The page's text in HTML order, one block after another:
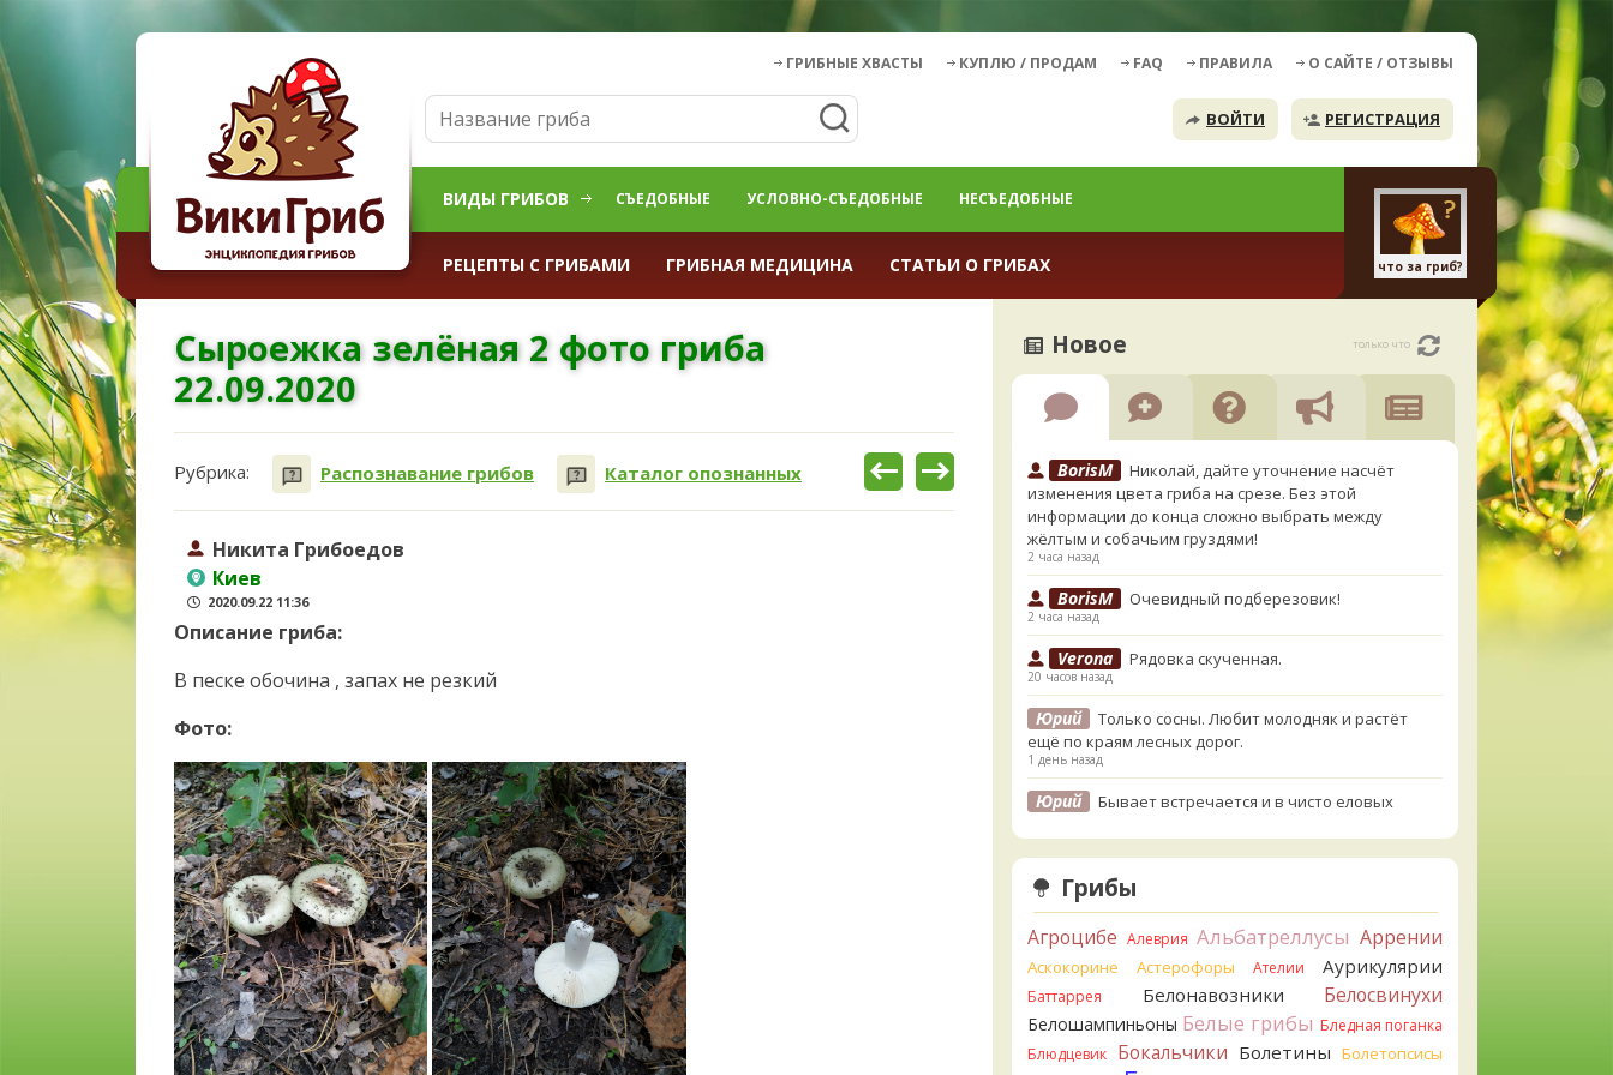
ГРИБНЫЕ ХВАСТЫ КУПЛЮ / ПРОДАМ FAQ ПРАВИЛА О САЙТЕ / ОТЗЫВЫ
ВОЙТИ РЕГИСТРАЦИЯ
ВИДЫ ГРИБОВ СЪЕДОБНЫЕ УСЛОВНО-СЪЕДОБНЫЕ НЕСЪЕДОБНЫЕ
РЕЦЕПТЫ С ГРИБАМИ ГРИБНАЯ МЕДИЦИНА СТАТЬИ О ГРИБАХ что за гриб?
Сыроежка зелёная 2 фото гриба
22.09.2020
Рубрика: Распознавание грибов Каталог опознанных
Никита Грибоедов
Киев
2020.09.22 11:36
Описание гриба:
В песке обочина , запах не резкий
Фото:
Новое только что
BorisM
Николай, дайте уточнение насчёт
изменения цвета гриба на срезе. Без этой
информации до конца сложно выбрать между
жёлтым и собачьим груздями!
2 часа назад
BorisM Очевидный подберезовик!
2 часа назад
Verona Рядовка скученная.
20 часов назад
Юрий
Только сосны. Любит молодняк и растёт
ещё по краям лесных дорог.
1 день назад
Юрий
Бывает встречается и в чисто еловых
Katya20 Зарлдыш мухомора.
Katya20 Навозник.
Verona Скорее всего он.
2 дня назад
Грибы
Агроцибе Алеврия Альбатреллусы Аррении
Аскокорине Астерофоры Ателии Аурикулярии
Баттаррея Белонавозники Белосвинухи
Белошампиньоны Белые грибы Бледная поганка
Блюдцевик
Бокальчики Болетины Болетопсисы